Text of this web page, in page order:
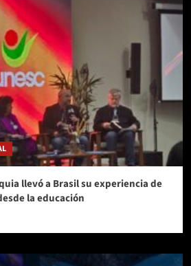
llevó a Brasil su experiencia de
la educación